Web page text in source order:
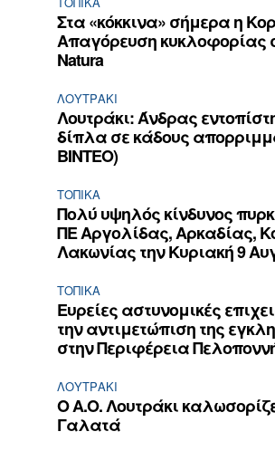
Στα «κόκκινα» σήμερα η
Απαγόρευση κυκλοφορίας
Natura
ΛΟΥΤΡΆΚΙ
Λουτράκι: Άνδρας
δίπλα σε κάδους
ΒΙΝΤΕΟ)
ΤΟΠΙΚΑ
Πολύ υψηλός κίνδυνος
ΠΕ Αργολίδας, Αρκαδίας,
Λακωνίας την Κυριακή 9
ΤΟΠΙΚΑ
Ευρείες αστυνομικές
την αντιμετώπιση της
στην Περιφέρεια
ΛΟΥΤΡΆΚΙ
Ο Α.Ο. Λουτράκι
Γαλατά